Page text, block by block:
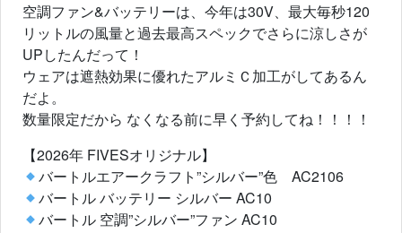
空調ファン&バッテリーは、今年は30V、最大毎秒120
リットルの風量と過去最高スペックでさらに涼しさが
UPしたんだって！
ウェアは遮熱効果に優れたアルミＣ加工がしてあるん
だよ。
数量限定だから なくなる前に早く予約してね！！！！
【2026年 FIVESオリジナル】
バートルエアークラフト”シルバー”色 AC2106
バートル バッテリー シルバー AC10
バートル 空調”シルバー”ファン AC10